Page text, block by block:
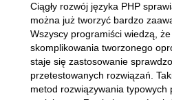
Ciągły rozwój języka PHP
można już tworzyć bardzo
Wszyscy programiści wiedzą,
skomplikowania tworzonego
staje się zastosowanie
przetestowanych rozwiązań.
metod rozwiązywania typowych